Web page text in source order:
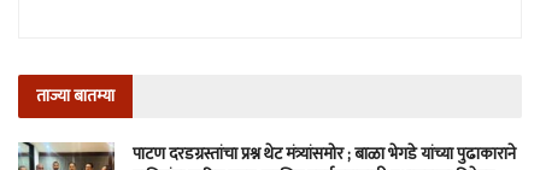
ताज्या बातम्या
पाटण दरडग्रस्तांचा प्रश्न थेट मंत्र्यांसमोर ; बाळा भेगडे यांच्या पुढाकाराने